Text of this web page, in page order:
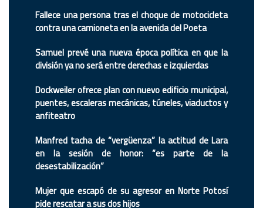
Fallece una persona tras el choque de motocicleta
contra una camioneta en la avenida del Poeta
Samuel prevé una nueva época política en que la
división ya no será entre derechas e izquierdas
Dockweiler ofrece plan con nuevo edificio municipal,
puentes, escaleras mecánicas, túneles, viaductos y
anfiteatro
Manfred tacha de “vergüenza” la actitud de Lara
en la sesión de honor: “es parte de la
desestabilización”
Mujer que escapó de su agresor en Norte Potosí
pide rescatar a sus dos hijos